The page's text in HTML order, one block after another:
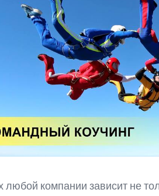
любой компании зависит не